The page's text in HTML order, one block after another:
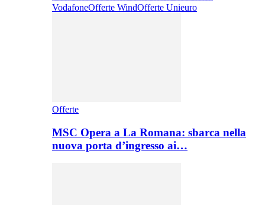
VodafoneOfferte WindOfferte Unieuro
Offerte
MSC Opera a La Romana: sbarca nella
nuova porta d’ingresso ai…